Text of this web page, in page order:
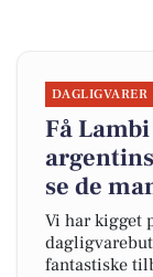
DAGLIGVARER
Få
se de
Vi har kigget
fantastiske